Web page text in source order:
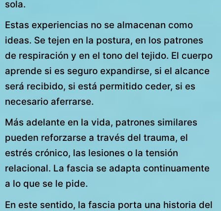
sola.
Estas experiencias no se almacenan como
ideas. Se tejen en la postura, en los patrones
de respiración y en el tono del tejido. El cuerpo
aprende si es seguro expandirse, si el alcance
será recibido, si está permitido ceder, si es
necesario aferrarse.
Más adelante en la vida, patrones similares
pueden reforzarse a través del trauma, el
estrés crónico, las lesiones o la tensión
relacional. La fascia se adapta continuamente
a lo que se le pide.
En este sentido, la fascia porta una historia del